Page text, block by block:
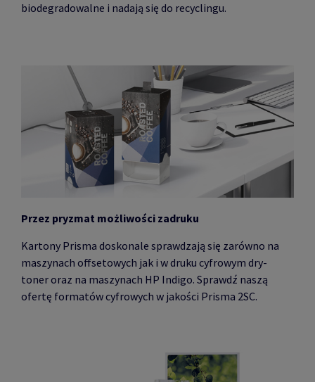
biodegradowalne i nadają się do recyclingu.
Przez pryzmat możliwości zadruku
Kartony Prisma doskonale sprawdzają się zarówno na
maszynach offsetowych jak i w druku cyfrowym dry-
toner oraz na maszynach HP Indigo. Sprawdź naszą
ofertę formatów cyfrowych w jakości Prisma 2SC.